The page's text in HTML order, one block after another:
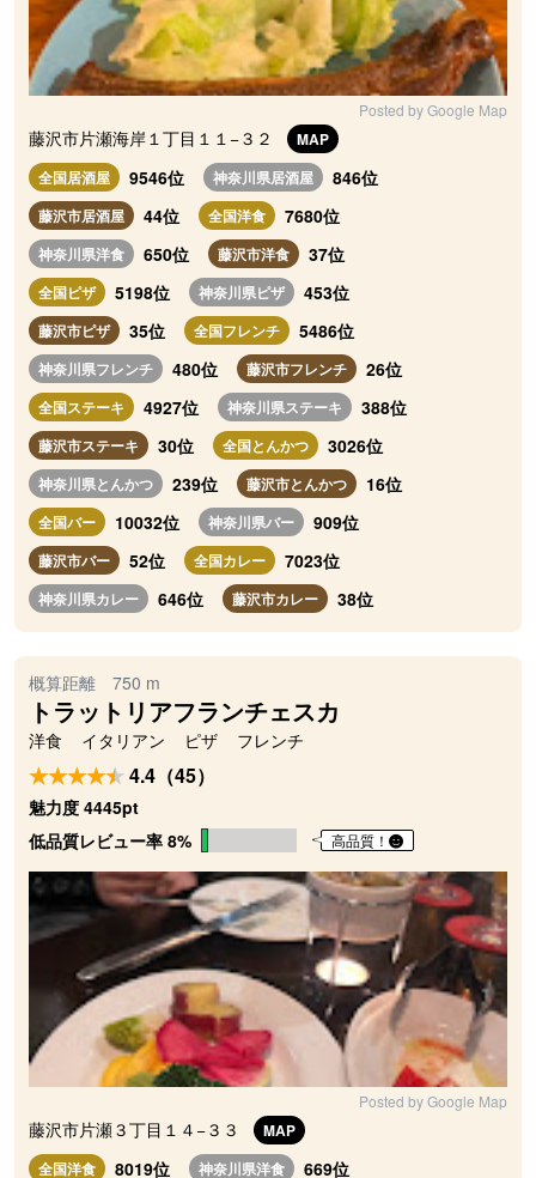
Posted by Google Map
藤沢市片瀬海岸１丁目１１−３２
MAP
全国居酒屋
9546位 神奈川県居酒屋 846位
藤沢市居酒屋 44位 全国洋食 7680位
神奈川県洋食 650位 藤沢市洋食 37位
全国ピザ 5198位 神奈川県ピザ 453位
藤沢市ピザ 35位 全国フレンチ 5486位
神奈川県フレンチ 480位 藤沢市フレンチ 26位
全国ステーキ 4927位 神奈川県ステーキ 388位
藤沢市ステーキ 30位 全国とんかつ 3026位
神奈川県とんかつ 239位 藤沢市とんかつ 16位
全国バー 10032位 神奈川県バー 909位
藤沢市バー 52位 全国カレー 7023位
神奈川県カレー 646位 藤沢市カレー 38位
概算距離 750 m
トラットリアフランチェスカ
洋食 イタリアン ピザ フレンチ
4.4（45）
魅力度 4445pt
低品質レビュー率 8%
高品質！
Posted by Google Map
藤沢市片瀬３丁目１４−３３
MAP
全国洋食
8019位 神奈川県洋食 669位